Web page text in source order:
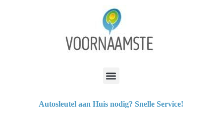
Autosleutel aan Huis nodig? Snelle Service!